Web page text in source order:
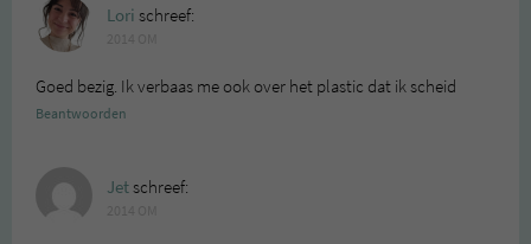
Lori schreef:
Goed bezig. Ik verbaas me ook over het plastic dat ik scheid
Beantwoorden
Jetschreef: